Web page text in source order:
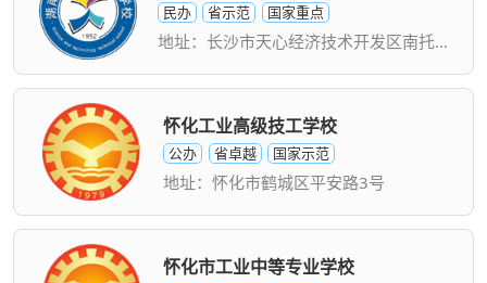
民办 省示范 国家重点
地址：长沙市天心经济技术开发区南托路与创业路交汇处
怀化工业高级技工学校
公办 省卓越 国家示范
地址：怀化市鹤城区平安路3号
怀化市工业中等专业学校